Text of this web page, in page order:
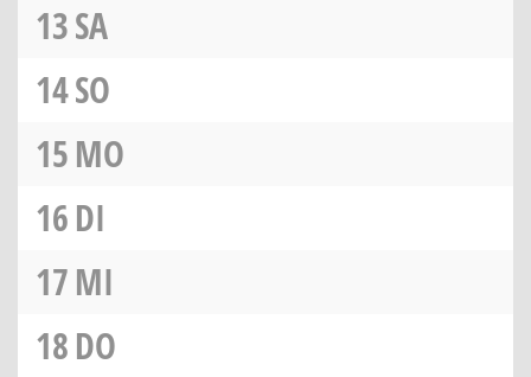
13SA
14SO
15MO
16DI
17MI
18DO